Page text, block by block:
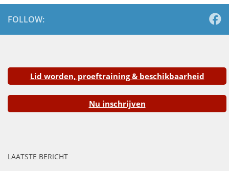
FOLLOW:
Lid worden, proeftraining & beschikbaarheid
Nu inschrijven
LAATSTE BERICHT